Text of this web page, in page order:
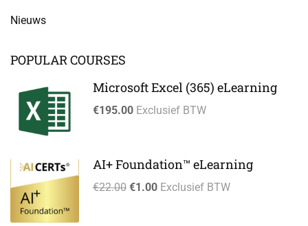
Nieuws
POPULAR COURSES
Microsoft Excel (365) eLearning
€195.00 Exclusief BTW
AI+ Foundation™ eLearning
€22.00 €1.00 Exclusief BTW